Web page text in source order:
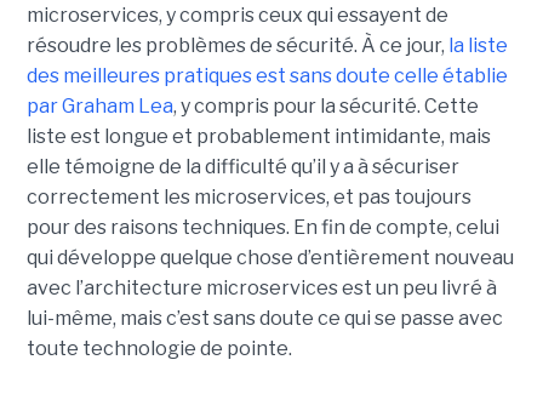
microservices, y compris ceux qui essayent de
résoudre les problèmes de sécurité. À ce jour, la liste
des meilleures pratiques est sans doute celle établie
par Graham Lea, y compris pour la sécurité. Cette
liste est longue et probablement intimidante, mais
elle témoigne de la difficulté qu’il y a à sécuriser
correctement les microservices, et pas toujours
pour des raisons techniques. En fin de compte, celui
qui développe quelque chose d’entièrement nouveau
avec l’architecture microservices est un peu livré à
lui-même, mais c’est sans doute ce qui se passe avec
toute technologie de pointe.